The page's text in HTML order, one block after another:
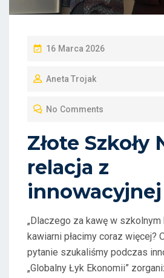
P
S
D
O
N
16 Marca 2026
Aneta Trojak
No Comments
Złote Szkoły
relacja z
„Dlaczego za kawę w szkolnym
kawiarni płacimy coraz więcej?
pytanie szukaliśmy podczas
„Globalny Łyk Ekonomii”